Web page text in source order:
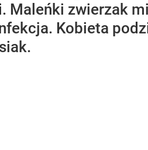
Maleńki zwierzak
Kobieta